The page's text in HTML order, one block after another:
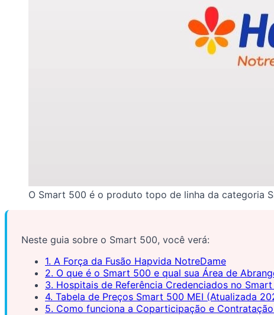
O Smart 500 é o produto topo de linha da categoria
Neste guia sobre o Smart 500, você verá:
1. A Força da Fusão Hapvida NotreDame
2. O que é o Smart 500 e qual sua Área de
3. Hospitais de Referência Credenciados no
4. Tabela de Preços Smart 500 MEI (Atualizada
5. Como funciona a Coparticipação e Contratação